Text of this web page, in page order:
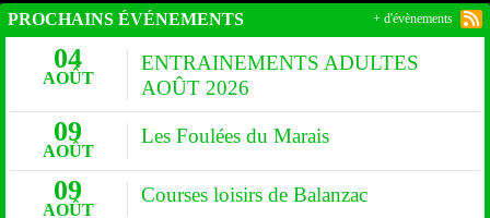
PROCHAINS ÉVÉNEMENTS
04
AOÛT
ENTRAINEMENTS ADULTES
AOÛT 2026
09
AOÛT
Les Foulées du Marais
09
AOÛT
Courses loisirs de Balanzac
+ d'évènements